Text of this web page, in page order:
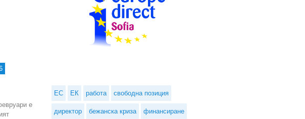
е
ЕС ЕК работа свободна позиция
директор бежанска криза финансиране